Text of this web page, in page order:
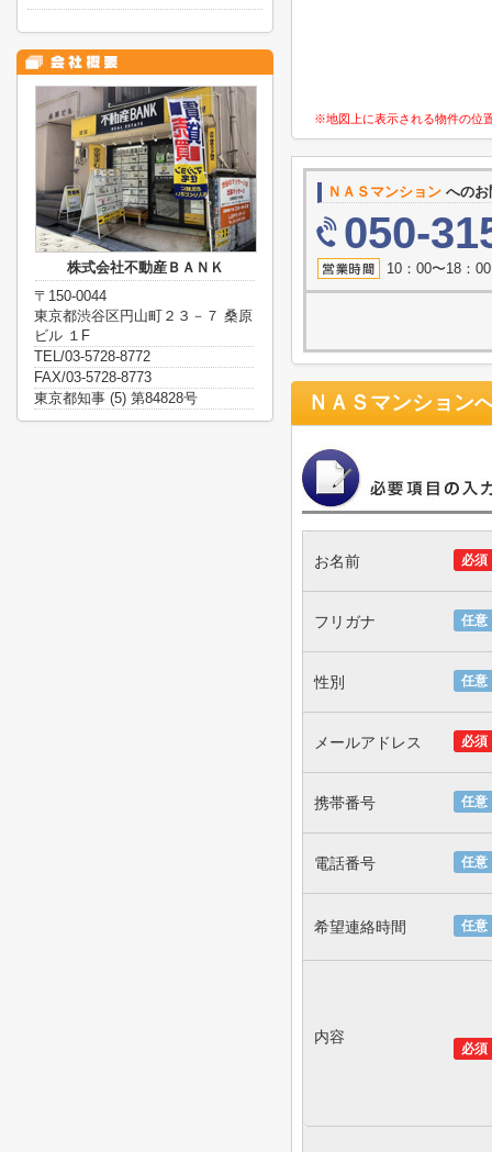
※地図上に表示される物件の位
ＮＡＳマンション への
050-
10：00〜18：
ＮＡＳマンション
必須
お名前
任意
フリガナ
任意
性別
必須
メールアドレス
任意
携帯番号
任意
電話番号
任意
希望連絡時間
必須
内容
株式会社不動産ＢＡＮＫ
〒150-0044
東京都渋谷区円山町２３－７ 桑原
ビル １F
TEL/03-5728-8772
FAX/03-5728-8773
東京都知事 (5) 第84828号